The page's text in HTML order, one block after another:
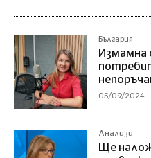
България
Измамна
05/09/2024
Анализи
Ще